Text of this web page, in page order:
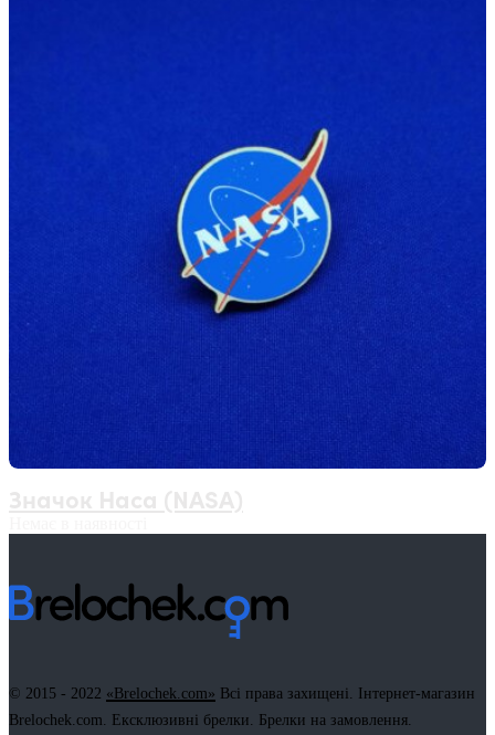
© 2015 - 2022 «Brelochek.com» Всі права захищені. Інтернет-магазин
Brelochek.com. Ексклюзивні брелки. Брелки на замовлення.